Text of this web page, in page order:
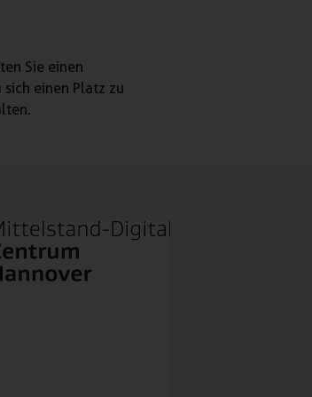
Sie einen
einen Platz zu